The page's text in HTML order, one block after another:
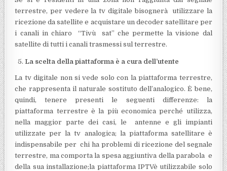
terrestre, per vedere la tv digitale bisognerà utilizzare la
ricezione da satellite e acquistare un decoder satellitare per
i canali in chiaro “Tivù sat” che permette la visione dal
satellite di tutti i canali trasmessi sul terrestre.
La scelta della piattaforma è a cura dell’utente
La tv digitale non si vede solo con la piattaforma terrestre,
che rappresenta il naturale sostituto dell’analogico. È bene,
quindi, tenere presenti le seguenti differenze: la
piattaforma terrestre è la più economica perché utilizza,
nella maggior parte dei casi, le antenne e gli impianti
utilizzate per la tv analogica; la piattaforma satellitare è
indispensabile per chi ha problemi di ricezione del segnale
terrestre, ma comporta la spesa aggiuntiva della parabola e
della sua installazione;la piattaforma IPTVè utilizzabile solo